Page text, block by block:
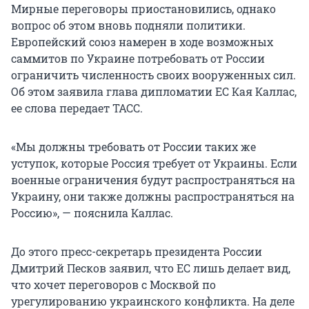
Мирные переговоры приостановились, однако
вопрос об этом вновь подняли политики.
Европейский союз намерен в ходе возможных
саммитов по Украине потребовать от России
ограничить численность своих вооруженных сил.
Об этом заявила глава дипломатии ЕС Кая Каллас,
ее слова передает ТАСС.
«Мы должны требовать от России таких же
уступок, которые Россия требует от Украины. Если
военные ограничения будут распространяться на
Украину, они также должны распространяться на
Россию», — пояснила Каллас.
До этого пресс-секретарь президента России
Дмитрий Песков заявил, что ЕС лишь делает вид,
что хочет переговоров с Москвой по
урегулированию украинского конфликта. На деле